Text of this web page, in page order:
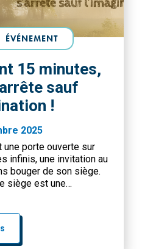
ÉVÉNEMENT
15 minutes,
sauf
!
2025
une porte ouverte sur
infinis, une invitation au
bouger de son siège.
siège est une
d’un arbre, la magie
Lire en plein
la nature